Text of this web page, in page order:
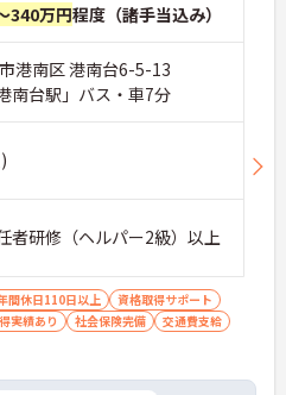
340万円程度（諸手当込み）
港南区 港南台6-5-13
南台駅」バス・車7分
者研修（ヘルパー2級）以上
間休日110日以上
資格取得サポート
実績あり 社会保険完備
交通費支給